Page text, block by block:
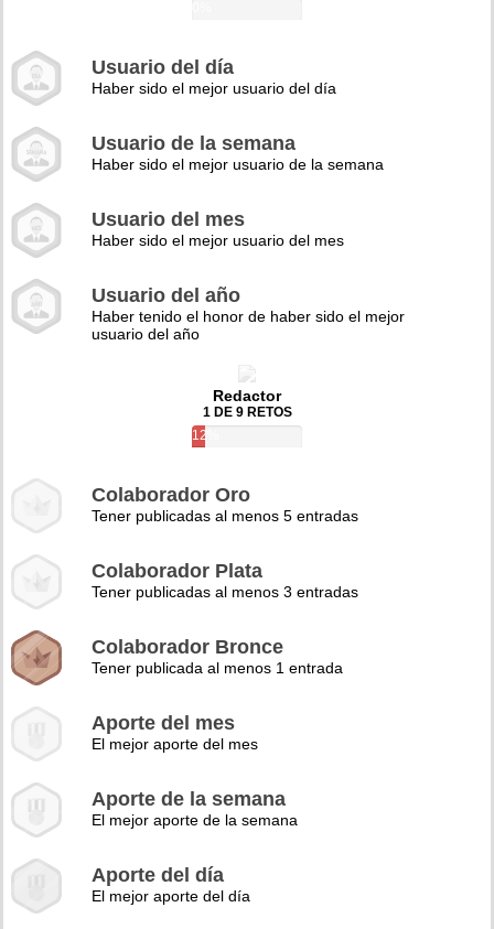
Usuario del día
Haber sido el mejor usuario del día
Usuario de la semana
Haber sido el mejor usuario de la semana
Usuario del mes
Haber sido el mejor usuario del mes
Usuario del año
Haber tenido el honor de haber sido el mejor
usuario del año
Redactor
1 DE 9 RETOS
12%
Colaborador Oro
Tener publicadas al menos 5 entradas
Colaborador Plata
Tener publicadas al menos 3 entradas
Colaborador Bronce
Tener publicada al menos 1 entrada
Aporte del mes
El mejor aporte del mes
Aporte de la semana
El mejor aporte de la semana
Aporte del día
El mejor aporte del día